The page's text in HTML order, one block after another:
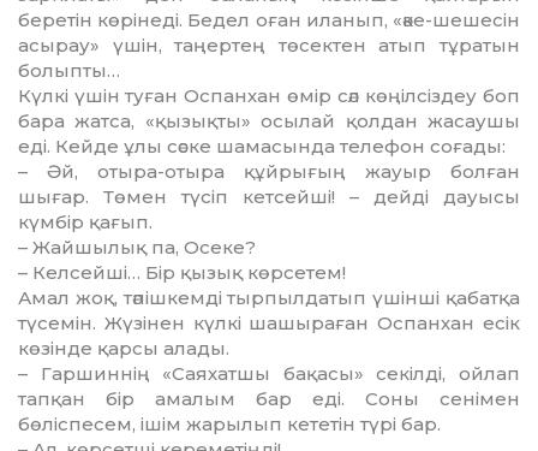
беретін көрінеді. Бедел оған иланып, «әке-шешесін
асырау» үшін, таңертең төсектен атып тұратын
болыпты…
Күлкі үшін туған Оспанхан өмір сәл көңілсіздеу боп
бара жатса, «қызықты» осылай қолдан жасаушы
еді. Кейде ұлы сәске шамасында телефон соғады:
– Әй, отыра-отыра құйрығың жауыр болған
шығар. Төмен түсіп кетсейші! – дейді дауысы
күмбір қағып.
– Жайшылық па, Осеке?
– Келсейші… Бір қызық көрсетем!
Амал жоқ, тәпішкемді тырпылдатып үшінші қабатқа
түсемін. Жүзінен күлкі шашыраған Оспанхан есік
көзінде қарсы алады.
– Гаршиннің «Саяхатшы бақасы» секілді, ойлап
тапқан бір амалым бар еді. Соны сенімен
бөліспесем, ішім жарылып кететін түрі бар.